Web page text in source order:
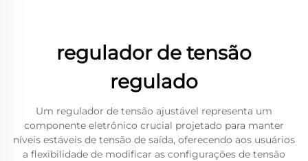
regulador de tensão
regulado
Um regulador de tensão ajustável representa um
componente eletrônico crucial projetado para manter
níveis estáveis de tensão de saída, oferecendo aos usuários
a flexibilidade de modificar as configurações de tensão